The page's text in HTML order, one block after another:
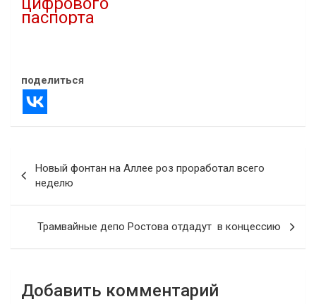
паспорта
поделиться
по
записям
Новый фонтан на Аллее роз проработал всего
неделю
Трамвайные депо Ростова отдадут в концессию
Добавить комментарий